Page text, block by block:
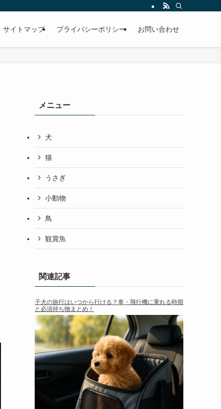
サイトマップ プライバシーポリシー お問い合わせ
メニュー
犬
猫
うさぎ
小動物
鳥
観賞魚
関連記事
子犬の旅行はいつから行ける？車・飛行機に乗れる時期
と必須持ち物まとめ！